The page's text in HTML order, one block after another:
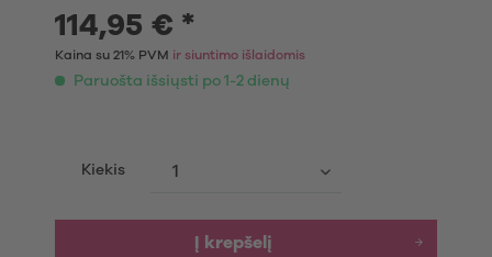
114,95 € *
Kaina su 21% PVM ir siuntimo išlaidomis
Paruošta išsiųsti po 1-2 dienų
Kiekis
Į krepšelį